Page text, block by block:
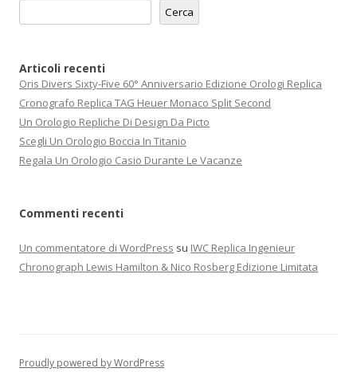
Cerca
Articoli recenti
Oris Divers Sixty-Five 60° Anniversario Edizione Orologi Replica
Cronografo Replica TAG Heuer Monaco Split Second
Un Orologio Repliche Di Design Da Picto
Scegli Un Orologio Boccia In Titanio
Regala Un Orologio Casio Durante Le Vacanze
Commenti recenti
Un commentatore di WordPress su IWC Replica Ingenieur
Chronograph Lewis Hamilton & Nico Rosberg Edizione Limitata
Proudly powered by WordPress